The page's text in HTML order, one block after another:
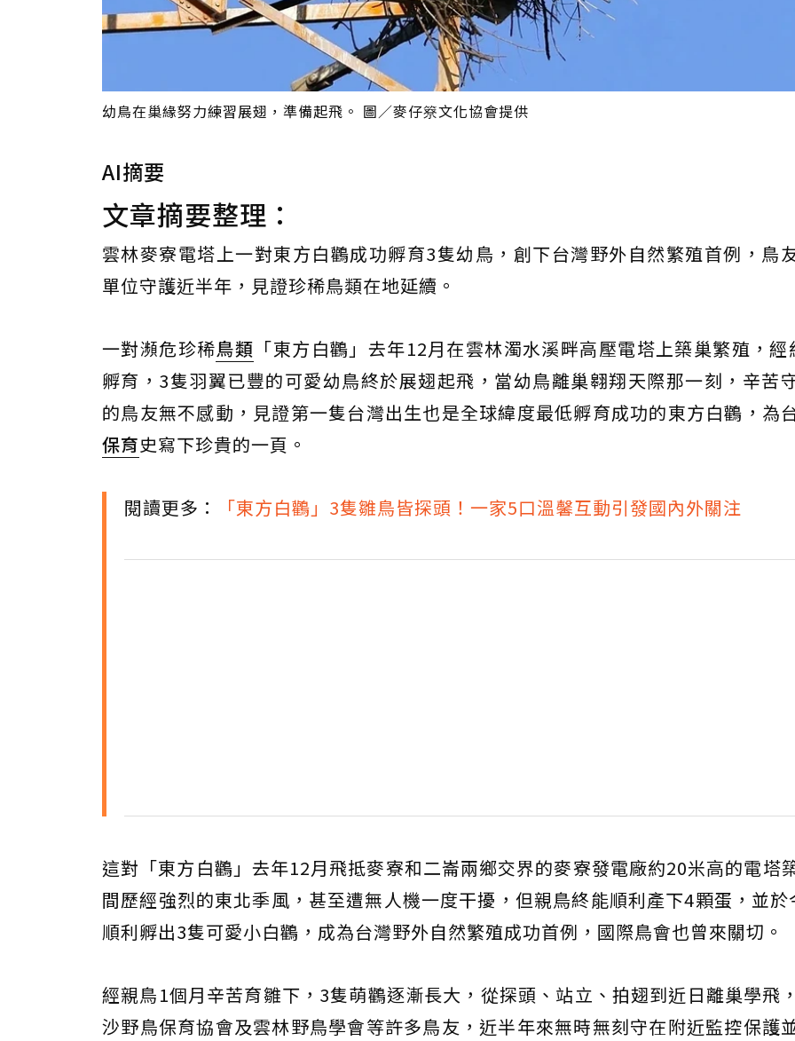
幼鳥在巢緣努力練習展翅，準備起飛。 圖／麥仔簝文化協會提供
AI摘要
文章摘要整理：
雲林麥寮電塔上一對東方白鸛成功孵育3隻幼鳥，創下台灣野外自然繁殖首例，鳥
單位守護近半年，見證珍稀鳥類在地延續。
一對瀕危珍稀鳥類 「東方白鸛」去年12月在雲林濁水溪畔高壓電塔上築巢繁殖，
孵育，3隻羽翼已豐的可愛幼鳥終於展翅起飛，當幼鳥離巢翱翔天際那一刻，辛苦
的鳥友無不感動，見證第一隻台灣出生也是全球緯度最低孵育成功的東方白鸛，為
保育史寫下珍貴的一頁。
閱讀更多： 「東方白鸛」3隻雛鳥皆探頭！一家5口溫馨互動引發國內外關注
這對「東方白鸛」去年12月飛抵麥寮和二崙兩鄉交界的麥寮發電廠約20米高的電塔
間歷經強烈的東北季風，甚至遭無人機一度干擾，但親鳥終能順利產下4顆蛋，並
順利孵出3隻可愛小白鸛，成為台灣野外自然繁殖成功首例，國際鳥會也曾來關切。
經親鳥1個月辛苦育雛下，3隻萌鸛逐漸長大，從探頭、站立、拍翅到近日離巢學飛
沙野鳥保育協會及雲林野鳥學會等許多鳥友，近半年來無時無刻守在附近監控保護